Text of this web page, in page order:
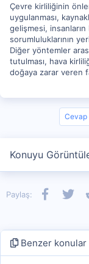
Çevre kirliliğinin
uygulanması,
gelişmesi,
sorumluluklarının
Diğer yöntemler
tutulması, hava
doğaya zarar veren
Cevap
Konuyu
Paylaş: Facebook
Benzer konular